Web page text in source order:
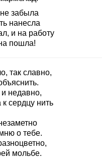
забыла
нанесла
и на работу
пошла!
так славно,
недавно,
сердцу нить
о тебе.
мольбе.